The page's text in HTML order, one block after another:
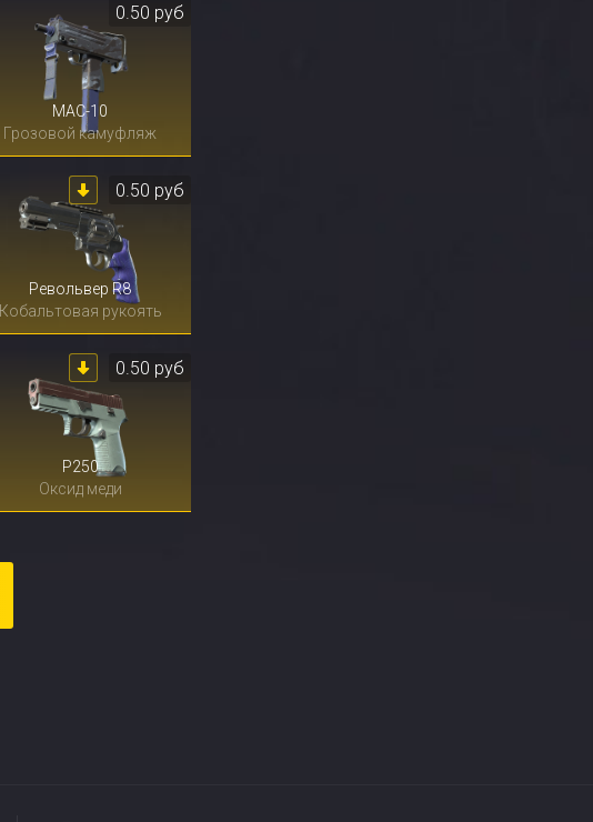
MAC-10
Грозовой камуфляж
0.50 руб
Револьвер R8
Кобальтовая рукоять
0.50 руб
P250
Оксид меди
0.50 руб